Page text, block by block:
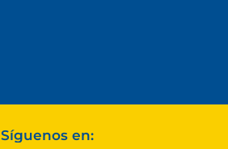
Síguenos en: